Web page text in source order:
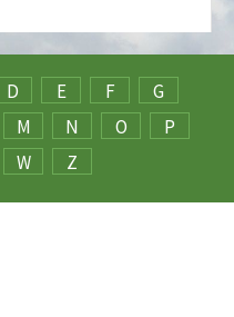
D E F
G
M N O
P
W Z